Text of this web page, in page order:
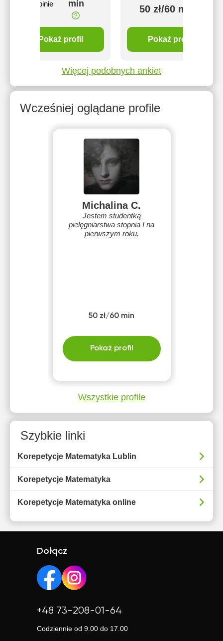
1 opinie min
Pokaż profil
50 zł/60 min
Pokaż profil
Więcej podobnych ankiet
Wcześniej oglądane profile
Michalina C.
Jestem studentką
pielęgniarstwa stopnia I na
pierwszym roku.
50 zł/60 min
Pokaż profil
Wszystkie profile
Szybkie linki
Korepetycje Matematyka Lublin
Korepetycje Matematyka
Korepetycje Matematyka online
Dołącz
+48 73-208-01-64
Codziennie od 9.00 do 17.00